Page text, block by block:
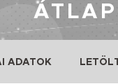
ADATOK